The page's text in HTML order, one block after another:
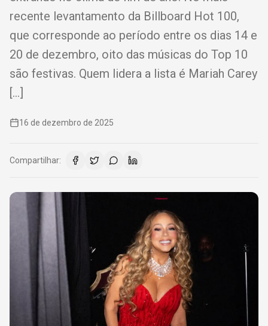
recente levantamento da Billboard Hot 100,
que corresponde ao período entre os dias 14 e
20 de dezembro, oito das músicas do Top 10
são festivas. Quem lidera a lista é Mariah Carey
[…]
16 de dezembro de 2025
Compartilhar: